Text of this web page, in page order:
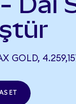
GOLD,
ET